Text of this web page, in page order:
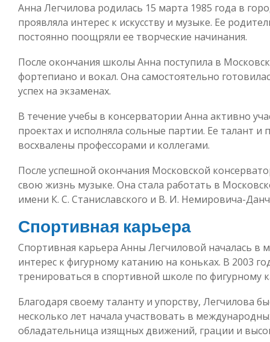
Анна Легчилова родилась 15 марта 1985 года в
проявляла интерес к искусству и музыке. Ее
постоянно поощряли ее творческие начинания.
После окончания школы Анна поступила в
фортепиано и вокал. Она самостоятельно
успех на экзаменах.
В течение учебы в консерватории Анна активно
проектах и исполняла сольные партии. Ее талант
восхвалены профессорами и коллегами.
После успешной окончания Московской
свою жизнь музыке. Она стала работать в
имени К. С. Станиславского и В. И. Немировича-
Спортивная карьера
Спортивная карьера Анны Легчиловой началась в
интерес к фигурному катанию на коньках. В 2003
тренироваться в спортивной школе по фигурному
Благодаря своему таланту и упорству, Легчилова
несколько лет начала участвовать в
обладательница изящных движений, грации и